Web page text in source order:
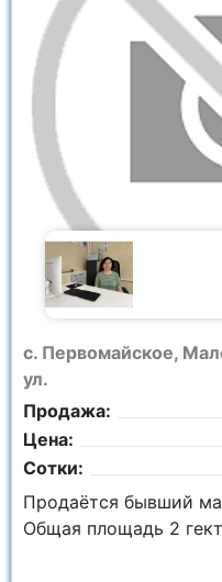
с. Первомайское,
ул.
Продажа:
Цена:
Сотки:
Продаётся бывший
Общая площадь 2